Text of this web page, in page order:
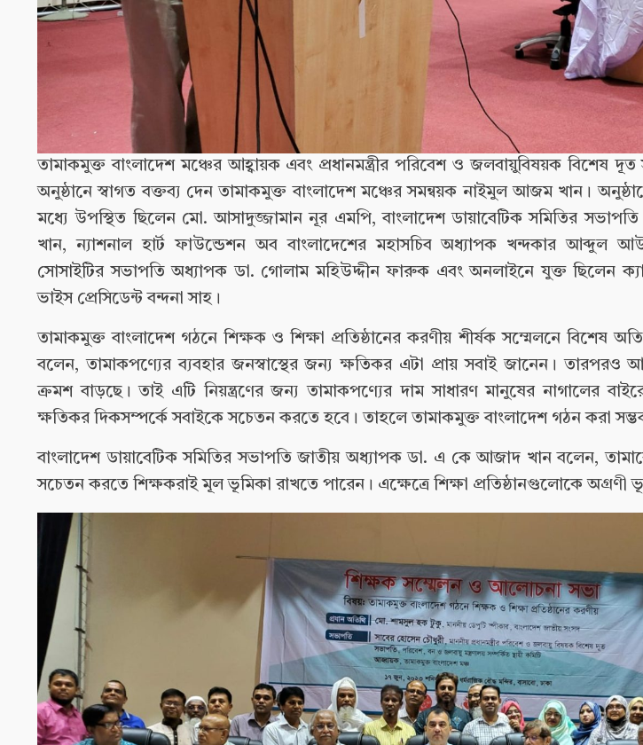
তামাকমুক্ত বাংলাদেশ মঞ্চের আহ্বায়ক এবং প্রধানমন্ত্রীর পরিবেশ ও জলবায়ুবিষয়ক বিশেষ
অনুষ্ঠানে স্বাগত বক্তব্য দেন তামাকমুক্ত বাংলাদেশ মঞ্চের সমন্বয়ক নাইমুল আজম খান।
মধ্যে উপস্থিত ছিলেন মো. আসাদুজ্জামান নূর এমপি, বাংলাদেশ ডায়াবেটিক সমিতির
খান, ন্যাশনাল হার্ট ফাউন্ডেশন অব বাংলাদেশের মহাসচিব অধ্যাপক খন্দকার আব্দুল
সোসাইটির সভাপতি অধ্যাপক ডা. গোলাম মহিউদ্দীন ফারুক এবং অনলাইনে যুক্ত ছিলেন
ভাইস প্রেসিডেন্ট বন্দনা সাহ।
তামাকমুক্ত বাংলাদেশ গঠনে শিক্ষক ও শিক্ষা প্রতিষ্ঠানের করণীয় শীর্ষক সম্মেলনে বিশেষ
বলেন, তামাকপণ্যের ব্যবহার জনস্বাস্থের জন্য ক্ষতিকর এটা প্রায় সবাই জানেন। তারপরও
ক্রমশ বাড়ছে। তাই এটি নিয়ন্ত্রণের জন্য তামাকপণ্যের দাম সাধারণ মানুষের নাগালের
ক্ষতিকর দিকসম্পর্কে সবাইকে সচেতন করতে হবে। তাহলে তামাকমুক্ত বাংলাদেশ গঠন করা
বাংলাদেশ ডায়াবেটিক সমিতির সভাপতি জাতীয় অধ্যাপক ডা. এ কে আজাদ খান বলেন,
সচেতন করতে শিক্ষকরাই মূল ভূমিকা রাখতে পারেন। এক্ষেত্রে শিক্ষা প্রতিষ্ঠানগুলোকে অগ্রণী